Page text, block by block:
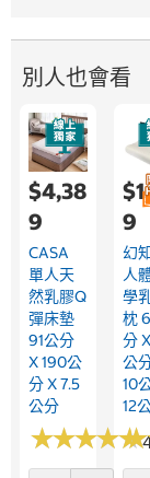
別人也會看
$4,38
9
CASA
單人天
然乳膠Q
彈床墊
91公分
X 190公
分 X 7.5
公分
★★★★★
★★★★★
9
幻
人
學
枕
分
公
10
12
★
★